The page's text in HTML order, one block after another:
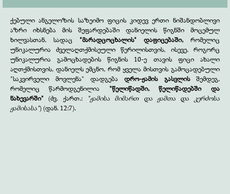
ქებული ანგელოზის საზეიმო ფიცის კიდევ ერთი ნიშანდობლივი
აზრი იხსნება მის შეფარდებაში დანიელის წიგნში მოცემულ
ხილვასთან, სადაც "მარადცოცხალის" დაფიცებაში, რომელიც
უნიკალურია ძველაღთქმისეული წერილისთვის, ისევე, როგორც
უნიკალურია გამოცხადების წიგნის 10-ე თავის ფიცი ახალი
აღთქმისთვის, დანიელს ემცნო, რომ ყველა მისთვის გამოცადებული
"საკვირველი მოვლენა" დადგებადრო-ჟამის გასვლის შემდეგ,
რომელიც წარმოდგენილია "წელიწადში, წელიწადებში და
ნახევარში"(ძვ. ქართ.:
"ჟამისა მიმართ და ჟამთა და კერძოსა
ჟამისასა") (დან. 12:7).